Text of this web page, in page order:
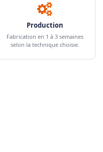
Production
Fabrication en 1 à 3 semaines
selon la technique choisie.